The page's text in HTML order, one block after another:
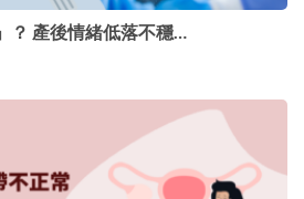
？ 產後情緒低落不穩…